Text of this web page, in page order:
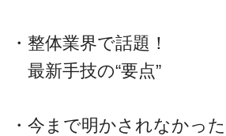
・整体業界で話題！
最新手技の“要点”
・今まで明かされなかった